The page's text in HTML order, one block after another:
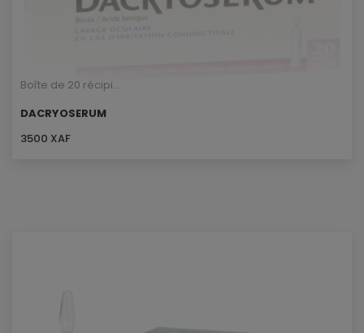
Boîte de 20 récipi...
DACRYOSERUM
3500 XAF